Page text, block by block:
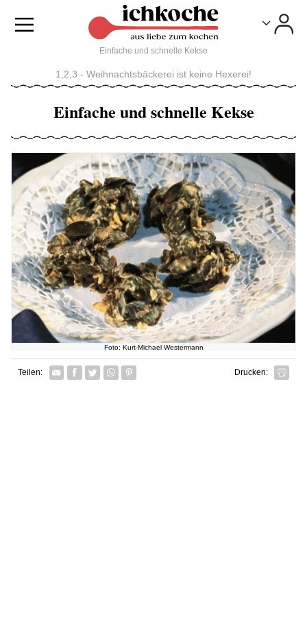
Einfache und schnelle Kekse
1,2,3 - Weihnachtsbäckerei ist keine Hexerei!
Einfache und schnelle Kekse
Foto: Kurt-Michael Westermann
Teilen: Facebook
TwitterWhatsapp senden
Pin it Drucken: